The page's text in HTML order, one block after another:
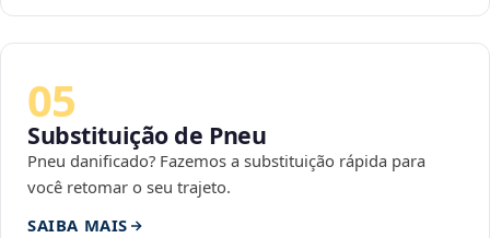
05
Substituição de Pneu
Pneu danificado? Fazemos a substituição rápida para
você retomar o seu trajeto.
SAIBA MAIS